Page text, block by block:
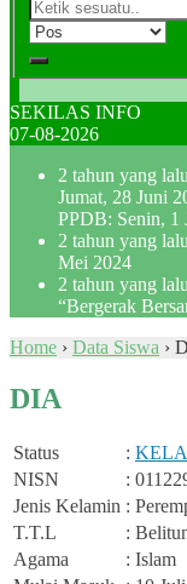
SEKILAS INFO
07-08-2026
2 tahun yang lalu
Jumat, 28 Juni
PPDB: Senin, 1
2 tahun yang lalu
Mei 2024
2 tahun yang lalu
“Bergerak
Home › Data Siswa ›
DIA
Status :
NISN
:
Jenis Kelamin :
T.T.L
:
Agama
: Islam